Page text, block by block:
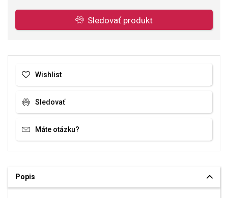
Sledovať produkt
Wishlist
Sledovať
Máte otázku?
Popis